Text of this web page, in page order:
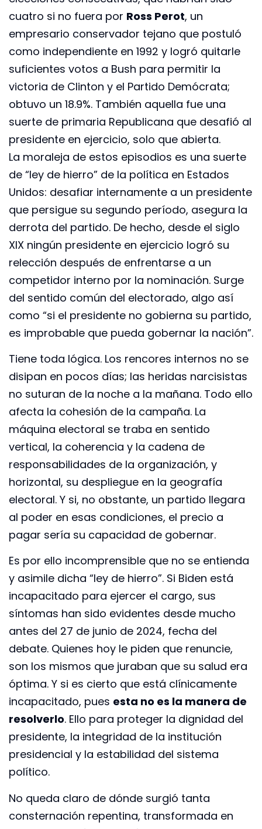
cuatro si no fuera por Ross Perot, un
empresario conservador tejano que postuló
como independiente en 1992 y logró quitarle
suficientes votos a Bush para permitir la
victoria de Clinton y el Partido Demócrata;
obtuvo un 18.9%. También aquella fue una
suerte de primaria Republicana que desafió al
presidente en ejercicio, solo que abierta.
La moraleja de estos episodios es una suerte
de “ley de hierro” de la política en Estados
Unidos: desafiar internamente a un presidente
que persigue su segundo período, asegura la
derrota del partido. De hecho, desde el siglo
XIX ningún presidente en ejercicio logró su
relección después de enfrentarse a un
competidor interno por la nominación. Surge
del sentido común del electorado, algo así
como “si el presidente no gobierna su partido,
es improbable que pueda gobernar la nación”.
Tiene toda lógica. Los rencores internos no se
disipan en pocos días; las heridas narcisistas
no suturan de la noche a la mañana. Todo ello
afecta la cohesión de la campaña. La
máquina electoral se traba en sentido
vertical, la coherencia y la cadena de
responsabilidades de la organización, y
horizontal, su despliegue en la geografía
electoral. Y si, no obstante, un partido llegara
al poder en esas condiciones, el precio a
pagar sería su capacidad de gobernar.
Es por ello incomprensible que no se entienda
y asimile dicha “ley de hierro”. Si Biden está
incapacitado para ejercer el cargo, sus
síntomas han sido evidentes desde mucho
antes del 27 de junio de 2024, fecha del
debate. Quienes hoy le piden que renuncie,
son los mismos que juraban que su salud era
óptima. Y si es cierto que está clínicamente
incapacitado, pues esta no es la manera de
resolverlo. Ello para proteger la dignidad del
presidente, la integridad de la institución
presidencial y la estabilidad del sistema
político.
No queda claro de dónde surgió tanta
consternación repentina, transformada en